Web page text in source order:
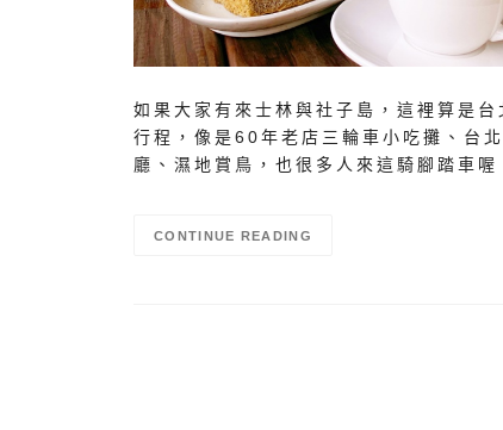
如果大家有來士林與社子島，這裡算是
行程，像是60年老店三輪車小吃攤、台
廳、濕地賞鳥，也很多人來這騎腳踏車
CONTINUE READING